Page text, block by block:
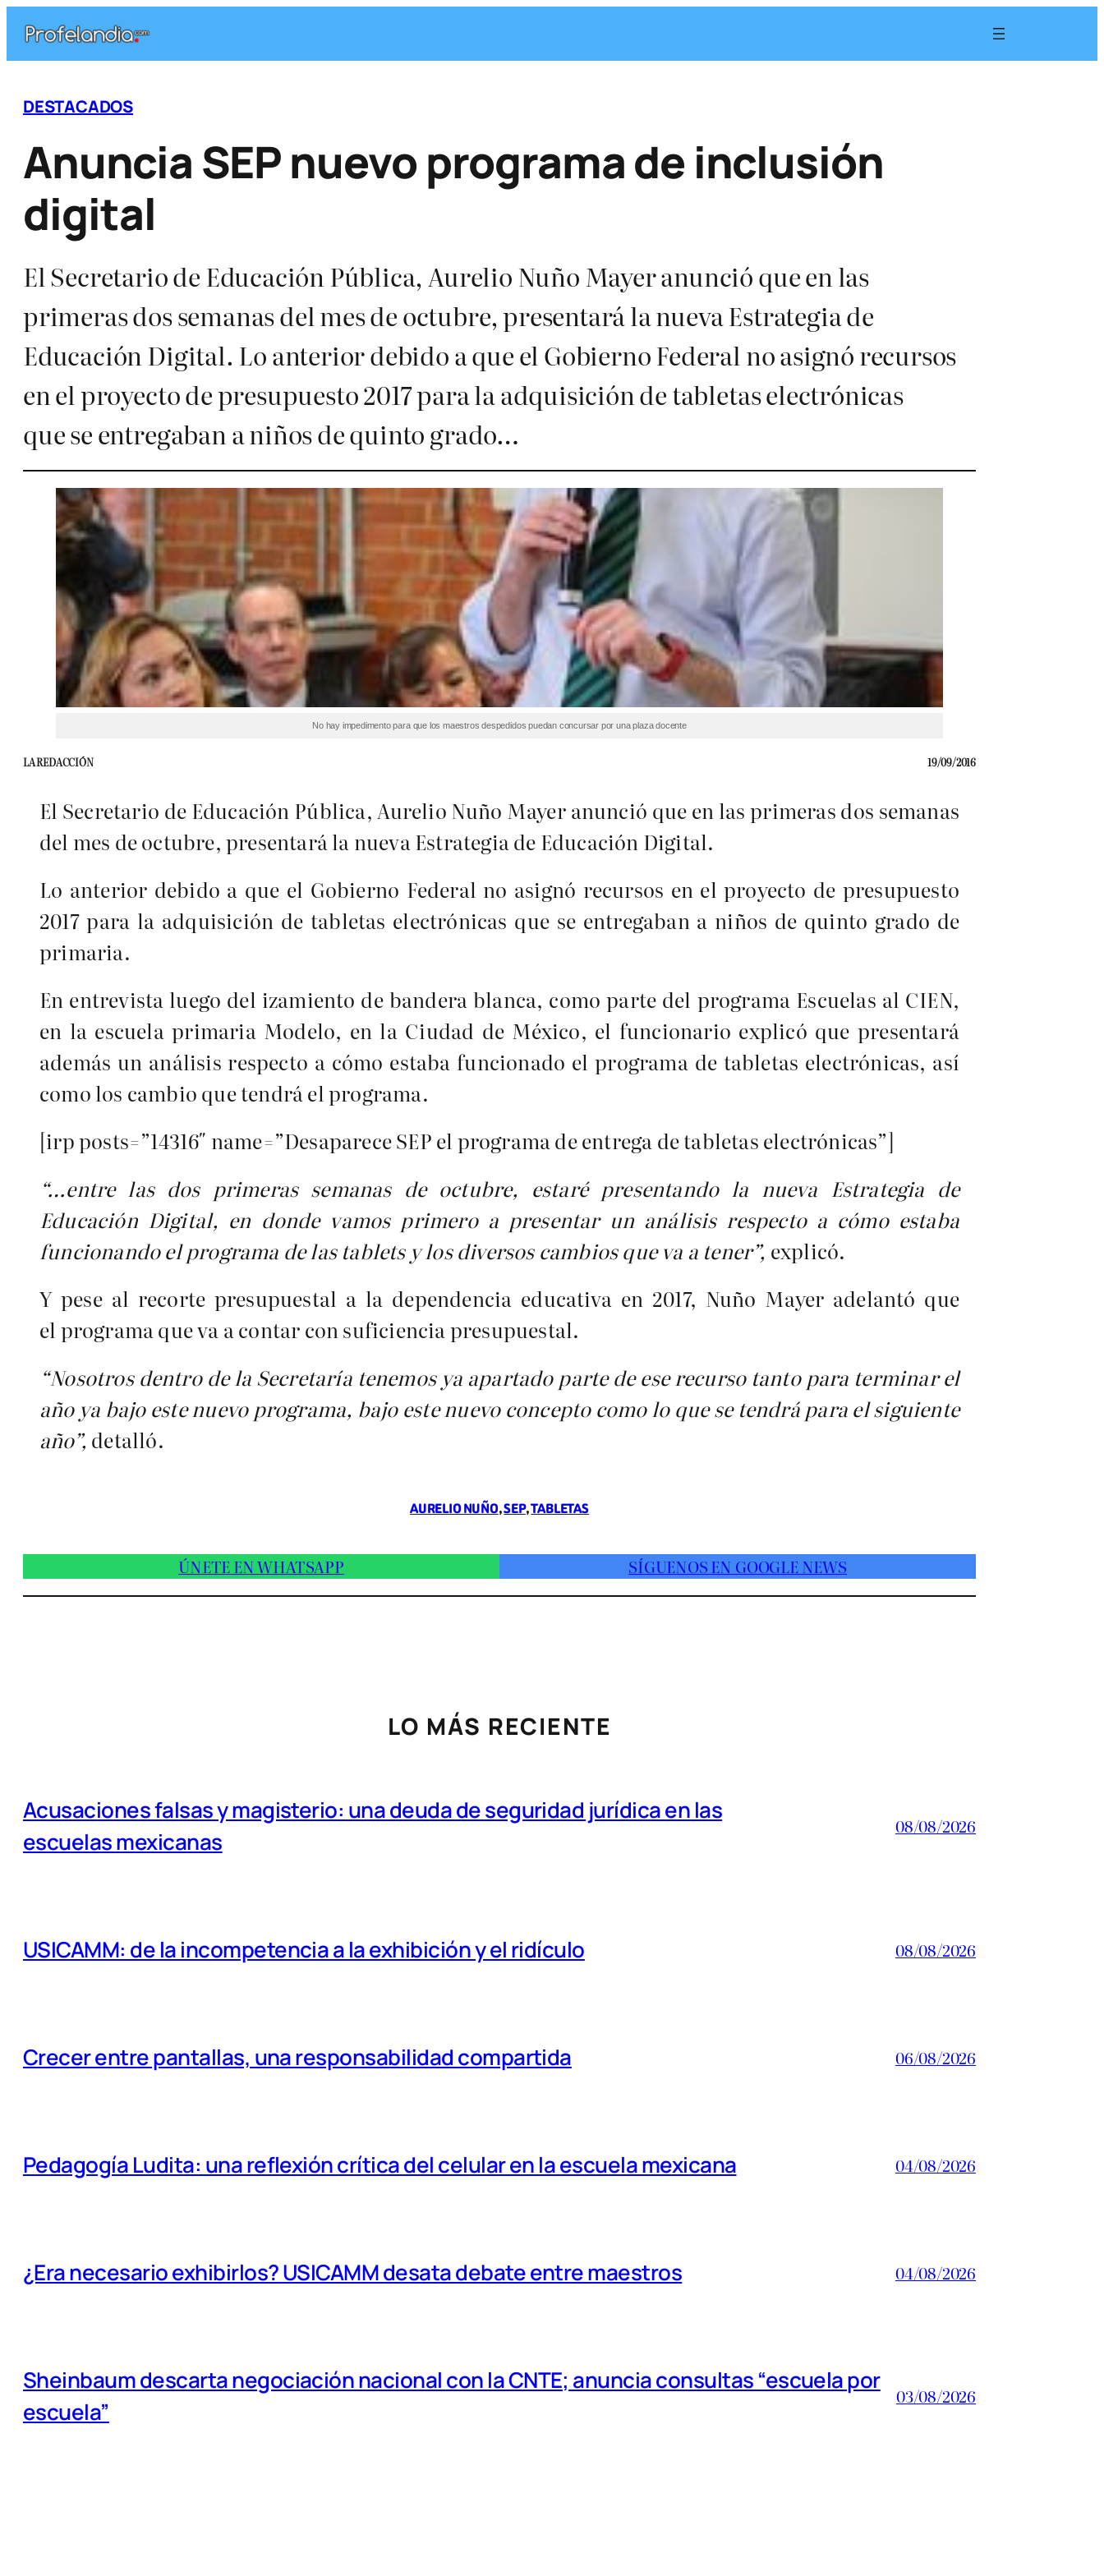
contenido
DESTACADOS
Anuncia SEP nuevo programa de inclusión
digital
El Secretario de Educación Pública, Aurelio Nuño Mayer anunció que en las
primeras dos semanas del mes de octubre, presentará la nueva Estrategia de
Educación Digital. Lo anterior debido a que el Gobierno Federal no asignó recursos
en el proyecto de presupuesto 2017 para la adquisición de tabletas electrónicas
que se entregaban a niños de quinto grado…
No hay impedimento para que los maestros despedidos puedan concursar por una plaza docente
LA REDACCIÓN 19/09/2016
El Secretario de Educación Pública, Aurelio Nuño Mayer anunció que en las primeras dos semanas
del mes de octubre, presentará la nueva Estrategia de Educación Digital.
Lo anterior debido a que el Gobierno Federal no asignó recursos en el proyecto de presupuesto
2017 para la adquisición de tabletas electrónicas que se entregaban a niños de quinto grado de
primaria.
En entrevista luego del izamiento de bandera blanca, como parte del programa Escuelas al CIEN,
en la escuela primaria Modelo, en la Ciudad de México, el funcionario explicó que presentará
además un análisis respecto a cómo estaba funcionado el programa de tabletas electrónicas, así
como los cambio que tendrá el programa.
[irp posts=”14316″ name=”Desaparece SEP el programa de entrega de tabletas electrónicas”]
“…entre las dos primeras semanas de octubre, estaré presentando la nueva Estrategia de
Educación Digital, en donde vamos primero a presentar un análisis respecto a cómo estaba
funcionando el programa de las tablets y los diversos cambios que va a tener”, explicó.
Y pese al recorte presupuestal a la dependencia educativa en 2017, Nuño Mayer adelantó que
el programa que va a contar con suficiencia presupuestal.
“Nosotros dentro de la Secretaría tenemos ya apartado parte de ese recurso tanto para terminar el
año ya bajo este nuevo programa, bajo este nuevo concepto como lo que se tendrá para el siguiente
año”, detalló.
AURELIO NUÑO, SEP, TABLETAS
ÚNETE EN WHATSAPP SÍGUENOS EN GOOGLE NEWS
LO MÁS RECIENTE
Acusaciones falsas y magisterio: una deuda de seguridad jurídica en las
escuelas mexicanas
08/08/2026
USICAMM: de la incompetencia a la exhibición y el ridículo 08/08/2026
Crecer entre pantallas, una responsabilidad compartida 06/08/2026
Pedagogía Ludita: una reflexión crítica del celular en la escuela mexicana 04/08/2026
¿Era necesario exhibirlos? USICAMM desata debate entre maestros 04/08/2026
Sheinbaum descarta negociación nacional con la CNTE; anuncia consultas “escuela por
escuela”
03/08/2026